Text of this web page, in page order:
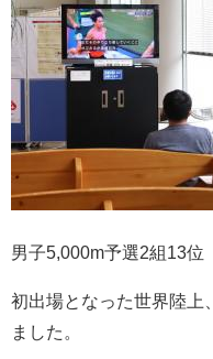
男子5,000m予選2組13位
初出場となった世界陸上
ました。